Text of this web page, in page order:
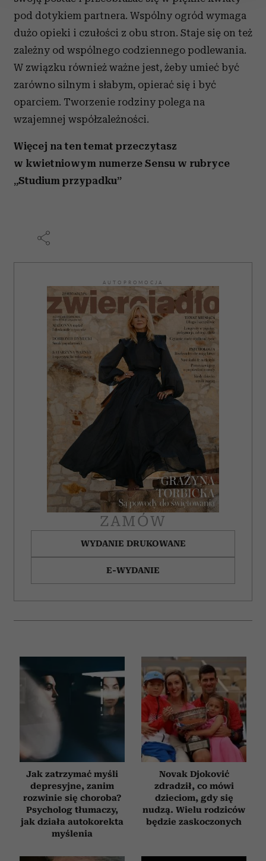
Wykorzystujemy pliki cookie do spersonalizowania treści
i reklam, aby oferować funkcje społecznościowe i
analizować ruch w naszej witrynie. Informacje o tym, jak
społecznościowym, reklamowym i analitycznym.
Partnerzy mogą połączyć te informacje z innymi danymi
otrzymanymi od Ciebie lub uzyskanymi podczas
korzystania z ich usług.
pod dotykiem partnera. Wspólny ogród wymaga
dużo opieki i czułości z obu stron. Staje się on też
zależny od wspólnego codziennego podlewania.
W związku również ważne jest, żeby umieć być
zarówno silnym i słabym, opierać się i być
oparciem. Tworzenie rodziny polega na
wzajemnej współzależności.
Więcej na ten temat przeczytasz
w kwietniowym numerze Sensu w rubryce
„Studium przypadku”
AUTOPROMOCJA
ZAMÓW
WYDANIE DRUKOWANE
E-WYDANIE
Jak zatrzymać myśli
depresyjne, zanim
rozwinie się choroba?
Psycholog tłumaczy,
jak działa autokorekta
myślenia
Novak Djoković
zdradził, co mówi
dzieciom, gdy się
nudzą. Wielu rodziców
będzie zaskoczonych